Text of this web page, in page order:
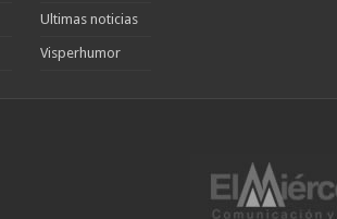
Ultimas noticias
Visperhumor